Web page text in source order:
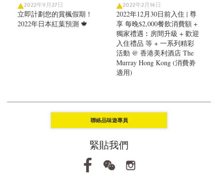
2022年9月27日
立即計劃您的賞楓假期！
2022年日本紅葉預測 🍁
2022年2月14日
2022年12月30日前入住 | 尊
享 每晚$2,000餐飲消費額 +
獨家禮遇︰房間升級 + 歡迎
入住禮品 等 + 一系列精彩
活動 @ 香港美利酒店 The
Murray Hong Kong (消費劵
適用)
聯絡品味遊專員
緊貼我們